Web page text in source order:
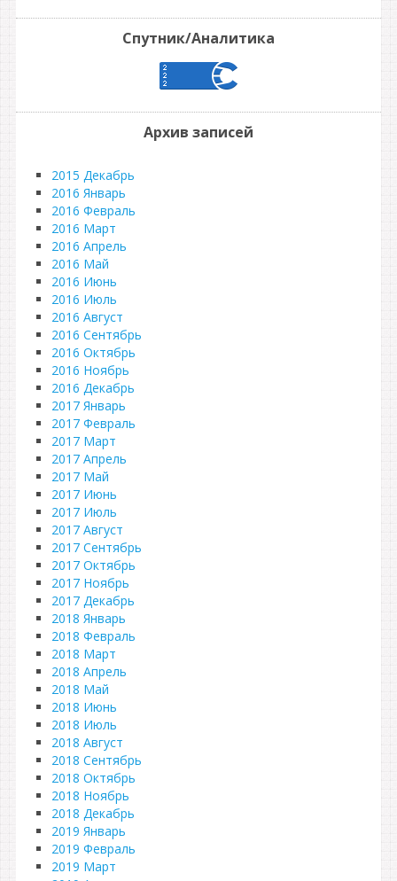
Спутник/Аналитика
Архив записей
2015 Декабрь
2016 Январь
2016 Февраль
2016 Март
2016 Апрель
2016 Май
2016 Июнь
2016 Июль
2016 Август
2016 Сентябрь
2016 Октябрь
2016 Ноябрь
2016 Декабрь
2017 Январь
2017 Февраль
2017 Март
2017 Апрель
2017 Май
2017 Июнь
2017 Июль
2017 Август
2017 Сентябрь
2017 Октябрь
2017 Ноябрь
2017 Декабрь
2018 Январь
2018 Февраль
2018 Март
2018 Апрель
2018 Май
2018 Июнь
2018 Июль
2018 Август
2018 Сентябрь
2018 Октябрь
2018 Ноябрь
2018 Декабрь
2019 Январь
2019 Февраль
2019 Март